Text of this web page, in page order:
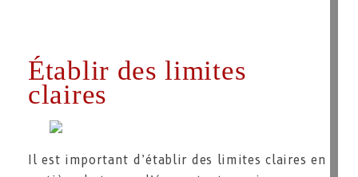
Établir des limites
claires
Il est important d’établir des limites claires en